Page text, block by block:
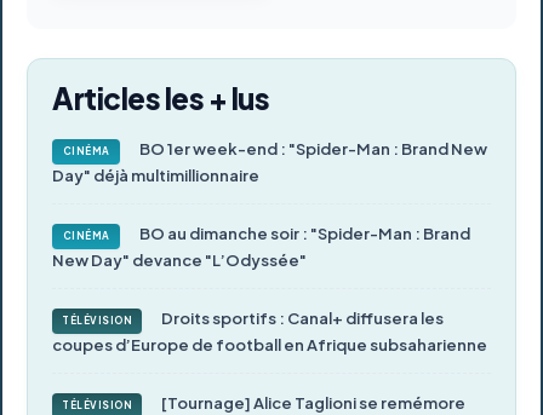
Articles les + lus
CINÉMA
BO 1er week-end : "Spider-Man : Brand New
Day" déjà multimillionnaire
CINÉMA
BO au dimanche soir : "Spider-Man : Brand
New Day" devance "L’Odyssée"
TÉLÉVISION
Droits sportifs : Canal+ diffusera les
coupes d’Europe de football en Afrique subsaharienne
TÉLÉVISION
[Tournage] Alice Taglioni se remémore